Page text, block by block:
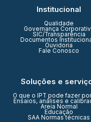
Institucional
Qualidade
Governança
SIC/Transparência
Documentos
Ouvidoria
Fale Conosco
Soluções e
O que o IPT pode fazer
Ensaios, análises e
Areia Normal
Educação
SAA Normas técnicas